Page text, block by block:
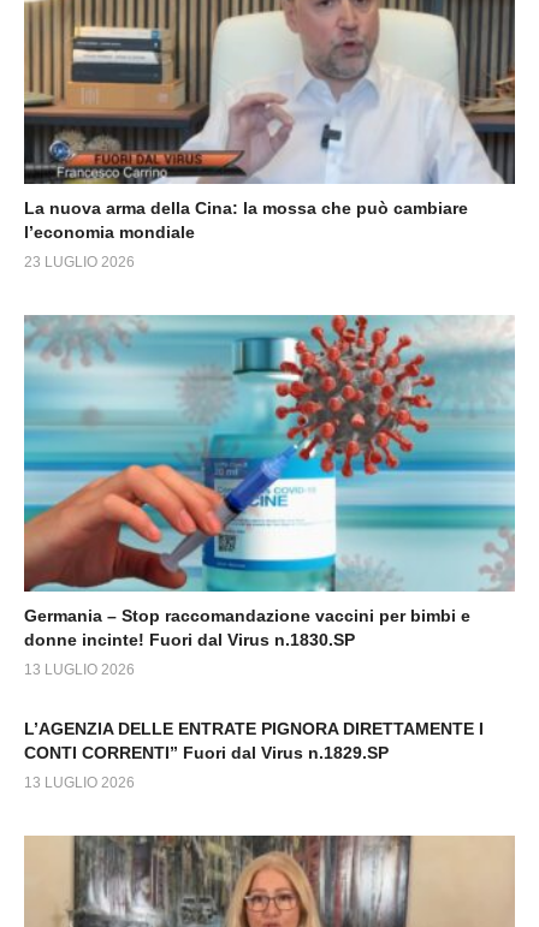
La nuova arma della Cina: la mossa che può cambiare
l’economia mondiale
23 LUGLIO 2026
Germania – Stop raccomandazione vaccini per bimbi e
donne incinte! Fuori dal Virus n.1830.SP
13 LUGLIO 2026
L’AGENZIA DELLE ENTRATE PIGNORA DIRETTAMENTE I
CONTI CORRENTI” Fuori dal Virus n.1829.SP
13 LUGLIO 2026